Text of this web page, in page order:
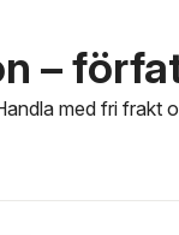
–
med fri frakt